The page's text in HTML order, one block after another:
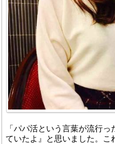
「パパ活という言葉が流行
ていたよ』と思いました。こ